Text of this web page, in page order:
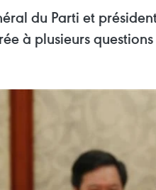
du Parti et
à plusieurs